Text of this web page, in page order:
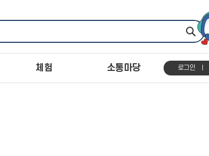
체험 소통마당 로그인